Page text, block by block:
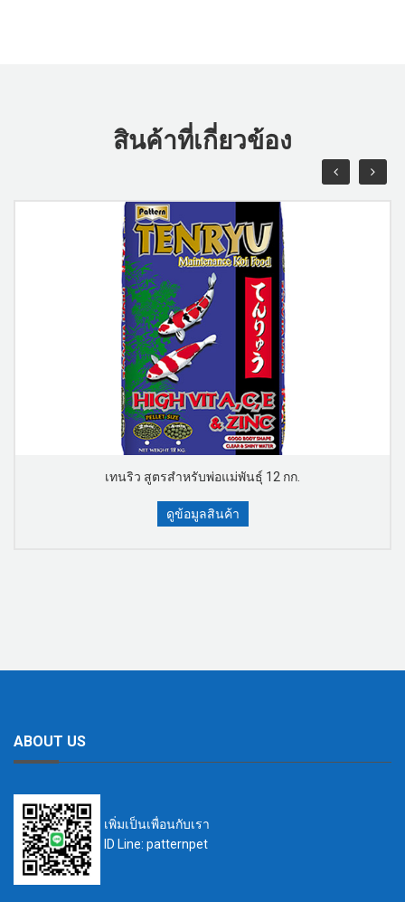
สินค้าที่เกี่ยวข้อง
เทนริว สูตรสำหรับพ่อแม่พันธุ์ 12 กก.
ดูข้อมูลสินค้า
ABOUT US
เพิ่มเป็นเพื่อนกับเรา
ID Line: patternpet